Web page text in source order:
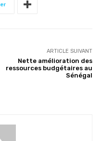
ARTICLE SUIVANT
Nette amélioration des
ressources budgétaires au
Sénégal